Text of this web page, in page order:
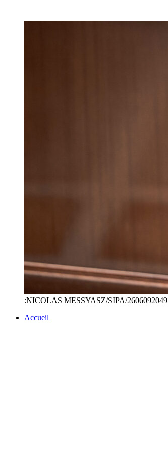
:NICOLAS MESSYASZ/SIPA/2606092049
Accueil